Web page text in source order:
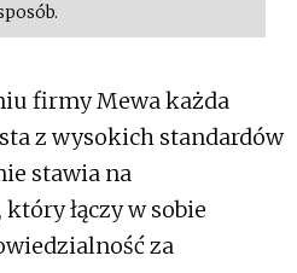
firmy Mewa każda
z wysokich standardów
stawia na
łączy w sobie
za